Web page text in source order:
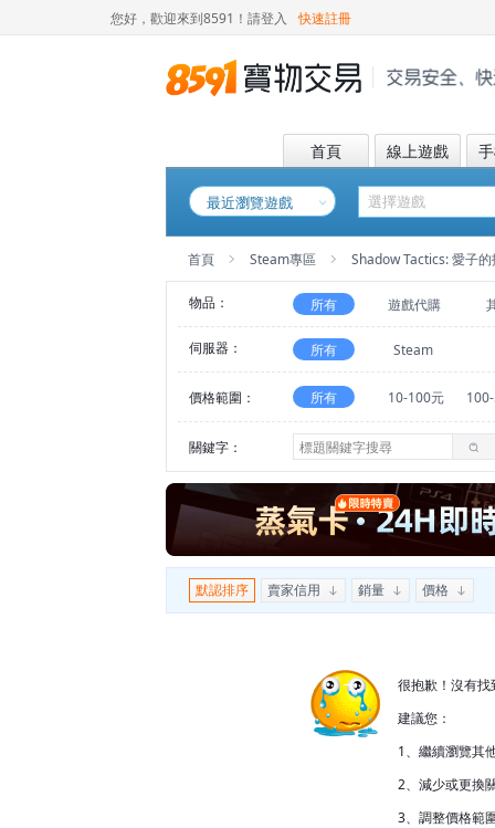
您好，歡迎來到8591！ 請登入 快速註冊
首頁 線上遊戲
最近瀏覽遊戲
首頁 Steam專區 Shadow Tactics: 愛子
物品： 所有 遊戲代購
伺服器： 所有 Steam
價格範圍： 所有 10-100元
關鍵字：
默認排序 賣家信用 銷量 價格
很抱歉！沒有
建議您：
1、繼續瀏覽其
2、減少或更換
3、調整價格範